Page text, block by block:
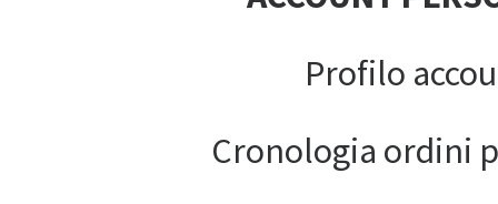
Profilo
Cronologia ordini